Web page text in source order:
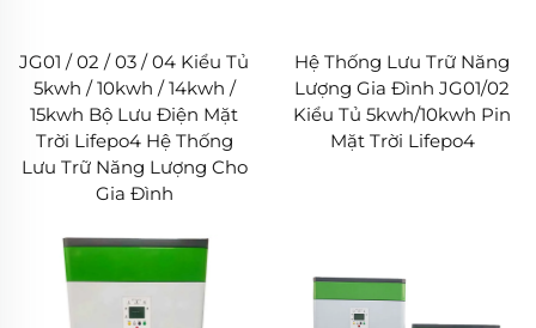
JG01 / 02 / 03 / 04 Kiểu Tủ
5kwh / 10kwh / 14kwh /
15kwh Bộ Lưu Điện Mặt
Trời Lifepo4 Hệ Thống
Lưu Trữ Năng Lượng Cho
Gia Đình
Hệ Thống Lưu Trữ Năng
Lượng Gia Đình JG01/02
Kiểu Tủ 5kwh/10kwh Pin
Mặt Trời Lifepo4